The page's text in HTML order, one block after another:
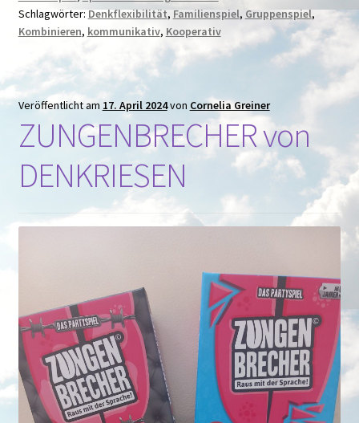
Schlagwörter:Denkflexibilität, Familienspiel, Gruppenspiel,
Kombinieren, kommunikativ, Kooperativ
Veröffentlicht am 17. April 2024von Cornelia Greiner
ZUNGENBRECHER von
DENKRIESEN